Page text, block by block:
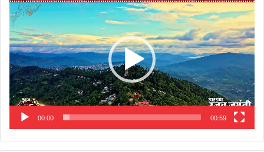
Player
00:00 00:59